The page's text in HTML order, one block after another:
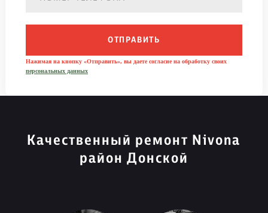
ОТПРАВИТЬ
Нажимая на кнопку «Отправить», вы даете согласие на обработку своих
персональных данных
Качественный ремонт Nivona
район Донской